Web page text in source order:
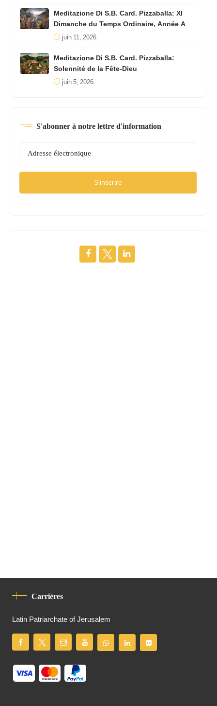
Meditazione Di S.B. Card. Pizzaballa: XI
Dimanche du Temps Ordinaire, Année A
juin 11, 2026
Meditazione Di S.B. Card. Pizzaballa:
Solennité de la Fête-Dieu
juin 5, 2026
S'abonner à notre lettre d'information
S'inscrire
Carrières
Latin Patriarchate of Jerusalem